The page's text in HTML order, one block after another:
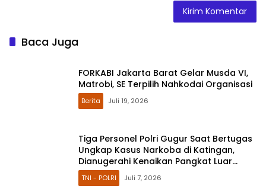
Baca Juga
FORKABI Jakarta Barat Gelar Musda VI,
Matrobi, SE Terpilih Nahkodai Organisasi
Berita Juli 19, 2026
Tiga Personel Polri Gugur Saat Bertugas
Ungkap Kasus Narkoba di Katingan,
Dianugerahi Kenaikan Pangkat Luar
Biasa Anumerta
TNI - POLRI Juli 7, 2026